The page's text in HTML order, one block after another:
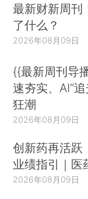
最新财新周刊
了什么？
2026年08月09日
{{最新周刊导
速夯实、AI“
狂潮
2026年08月09日
创新药再活跃
业绩指引｜医
2026年08月09日